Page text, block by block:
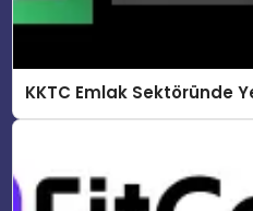
KKTC Emlak Sektöründe